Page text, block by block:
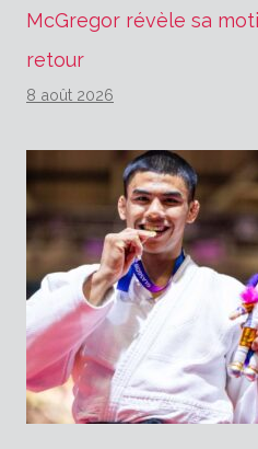
McGregor révèle sa
retour
8 août 2026